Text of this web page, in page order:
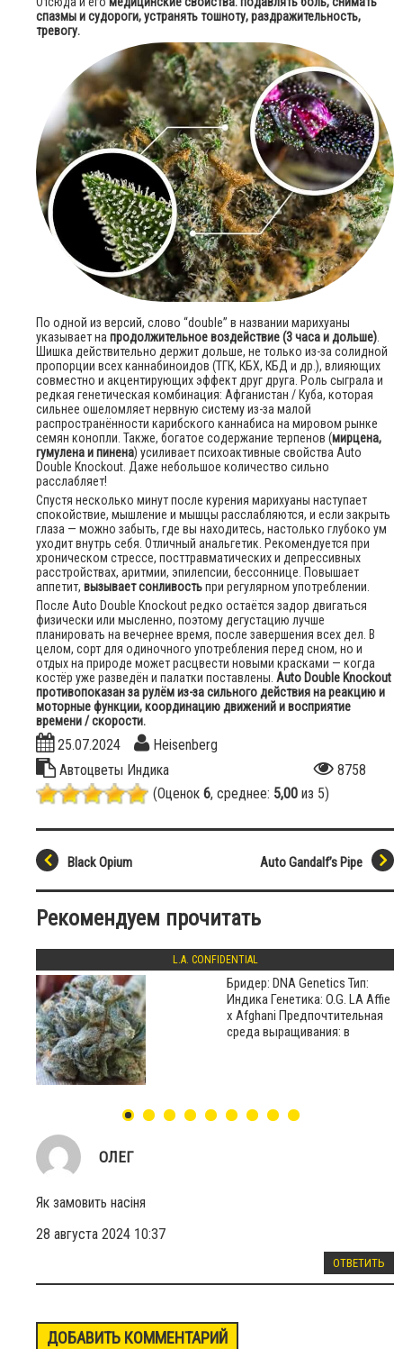
спазмы и судороги, устранять тошноту, раздражительность,
тревогу.
По одной из версий, слово “double” в названии марихуаны
указывает на продолжительное воздействие (3 часа и дольше)
Шишка действительно держит дольше, не только из-за солидной
пропорции всех каннабиноидов (ТГК, КБХ, КБД и др.), влияющих
совместно и акцентирующих эффект друг друга. Роль сыграла и
редкая генетическая комбинация: Афганистан / Куба, которая
сильнее ошеломляет нервную систему из-за малой
распространённости карибского каннабиса на мировом рынке
семян конопли. Также, богатое содержание терпенов (мирцена,
гумулена и пинена) усиливает психоактивные свойства Auto
Double Knockout. Даже небольшое количество сильно
расслабляет!
Спустя несколько минут после курения марихуаны наступает
спокойствие, мышление и мышцы расслабляются, и если закрыть
глаза — можно забыть, где вы находитесь, настолько глубоко ум
уходит внутрь себя. Отличный анальгетик. Рекомендуется при
хроническом стрессе, посттравматических и депрессивных
расстройствах, аритмии, эпилепсии, бессоннице. Повышает
аппетит, вызывает сонливостьпри регулярном употреблении.
После Auto Double Knockout редко остаётся задор двигаться
физически или мысленно, поэтому дегустацию лучше
планировать на вечернее время, после завершения всех дел. В
целом, сорт для одиночного употребления перед сном, но и
отдых на природе может расцвести новыми красками — когда
костёр уже разведён и палатки поставлены. Auto Double Knockout
противопоказан за рулём из-за сильного действия на реакцию и
моторные функции, координацию движений и восприятие
времени / скорости.
25.07.2024
Heisenberg
Автоцветы Индика
8758
(Оценок 6, среднее: 5,00 из 5)
Auto Gandalf’s Pipe
Black Opium
Рекомендуем прочитать
L.A. CONFIDENTIAL
Бридер: DNA Genetics Тип:
Индика Генетика: O.G. LA Affie
x Afghani Предпочтительная
среда выращивания: в
ОЛЕГ
Як замовить насіня
28 августа 2024 10:37
ОТВЕТИТЬ
ДОБАВИТЬ КОММЕНТАРИЙ